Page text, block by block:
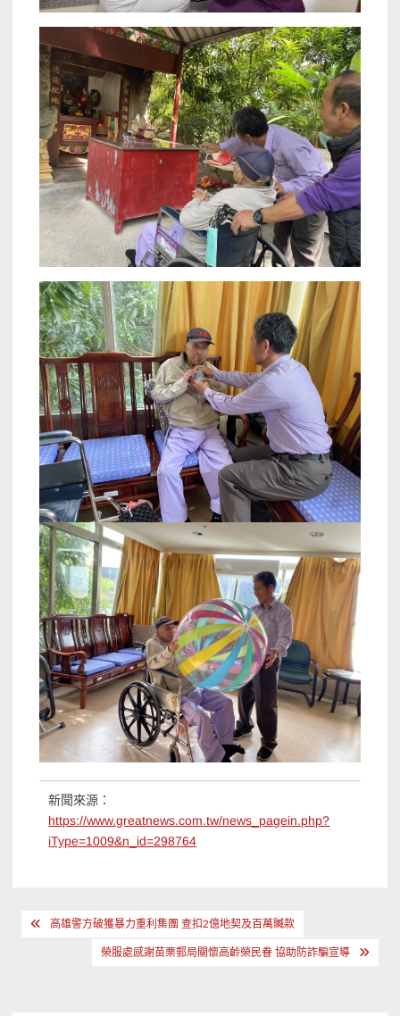
新聞來源：
https://www.greatnews.com.tw/news_pagein.php?
iType=1009&n_id=298764
文 高雄警方破獲暴力重利集團 查扣2億地契及百萬贓款
榮服處感謝苗栗郵局關懷高齡榮民眷 協助防詐騙宣導